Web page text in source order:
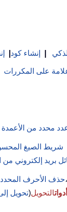
إنشاء كود
علامة على المكررات
محدد من الأعمدة
شريط الصيغ
بريد إلكتروني من
،حذف الأحرف
أدواتالتحويل(تحويل